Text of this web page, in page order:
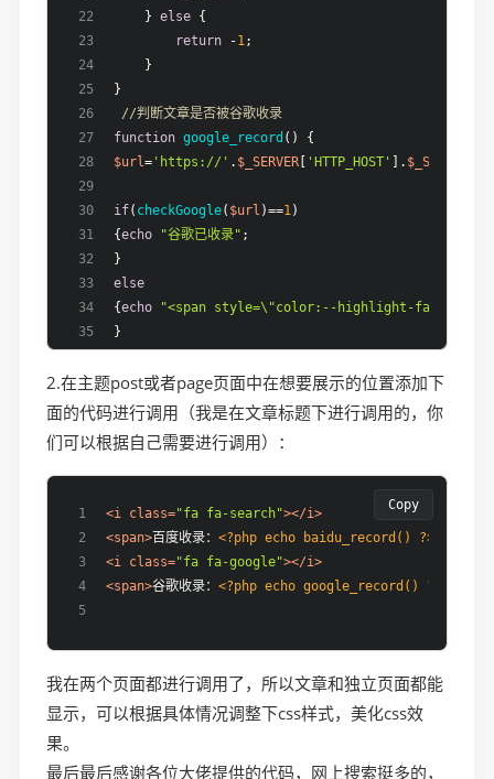
    }
else {
return -1;
    }
}
//判断文章是否被谷歌收录
function google_record ( ) {
$url= 'https://' . $_SERVER 'HTTP_HOST' ]. $_SERVER
if( checkGoogle( $url )==1)
{echo "谷歌已收录" ;
}
else
{echo
"<span style=\"color:--highlight-fade-
}
function checkGoogle($url) {
$url = 'http://www.google.com/search?q="'
curl_setopt ($curl , CURLOPT_URL,
curl_setopt($curl, CURLOPT_RETURNTRANSFER,
( $rs 'No results'
1
    }
    }
2.在主题post或者page页面中在想要展示的位置添加下
面的代码进行调用（我是在文章标题下进行调用的，你
们可以根据自己需要进行调用）：
<i class="fa fa-search"></i>
<span>百度收录：<?php echo baidu_record() ?>
<i class="fa fa-google"></i>
<span>谷歌收录：<?php echo google_record() ?>
Copy
我在两个页面都进行调用了，所以文章和独立页面都能
显示，可以根据具体情况调整下css样式，美化css效
果。
最后最后感谢各位大佬提供的代码，网上搜索挺多的，